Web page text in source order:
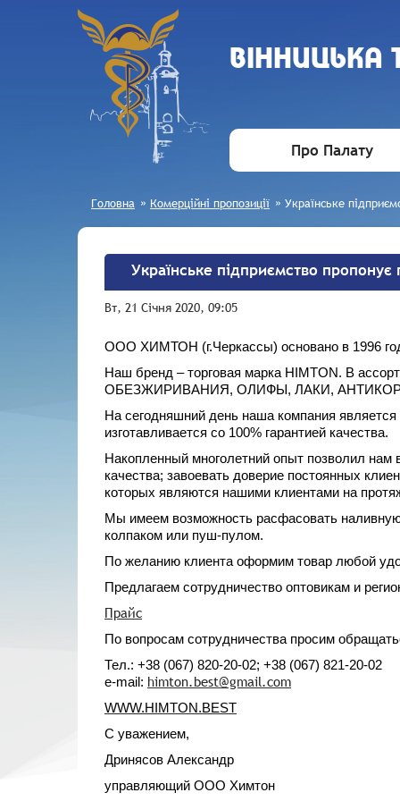
Про Палату
Головна » Комерційні пропозиції » Українське
Українське підприємство
Вт, 21 Січня 2020, 09:05
ООО ХИМТОН (г.Черкассы) основано в 1996
Наш бренд – торговая марка HIMTON. В
ОБЕЗЖИРИВАНИЯ, ОЛИФЫ, ЛАКИ,
На сегодняшний день наша компания
изготавливается со 100% гарантией качества.
Накопленный многолетний опыт позволил нам
качества; завоевать доверие постоянных
которых являются нашими клиентами на
Мы имеем возможность расфасовать
колпаком или пуш-пулом.
По желанию клиента оформим товар любой
Предлагаем сотрудничество оптовикам и
Прайс
По вопросам сотрудничества просим
Тел.: +38 (067) 820-20-02; +38 (067) 821-20-02
e-mail: himton.best@gmail.com
WWW.HIMTON.BEST
С уважением,
Дринясов Александр
управляющий ООО Химтон